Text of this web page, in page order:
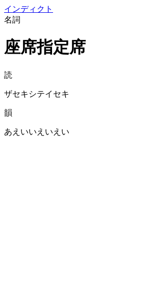
インディクト
名詞
座席指定席
読
ザセキシテイセキ
韻
あえいいえいえい